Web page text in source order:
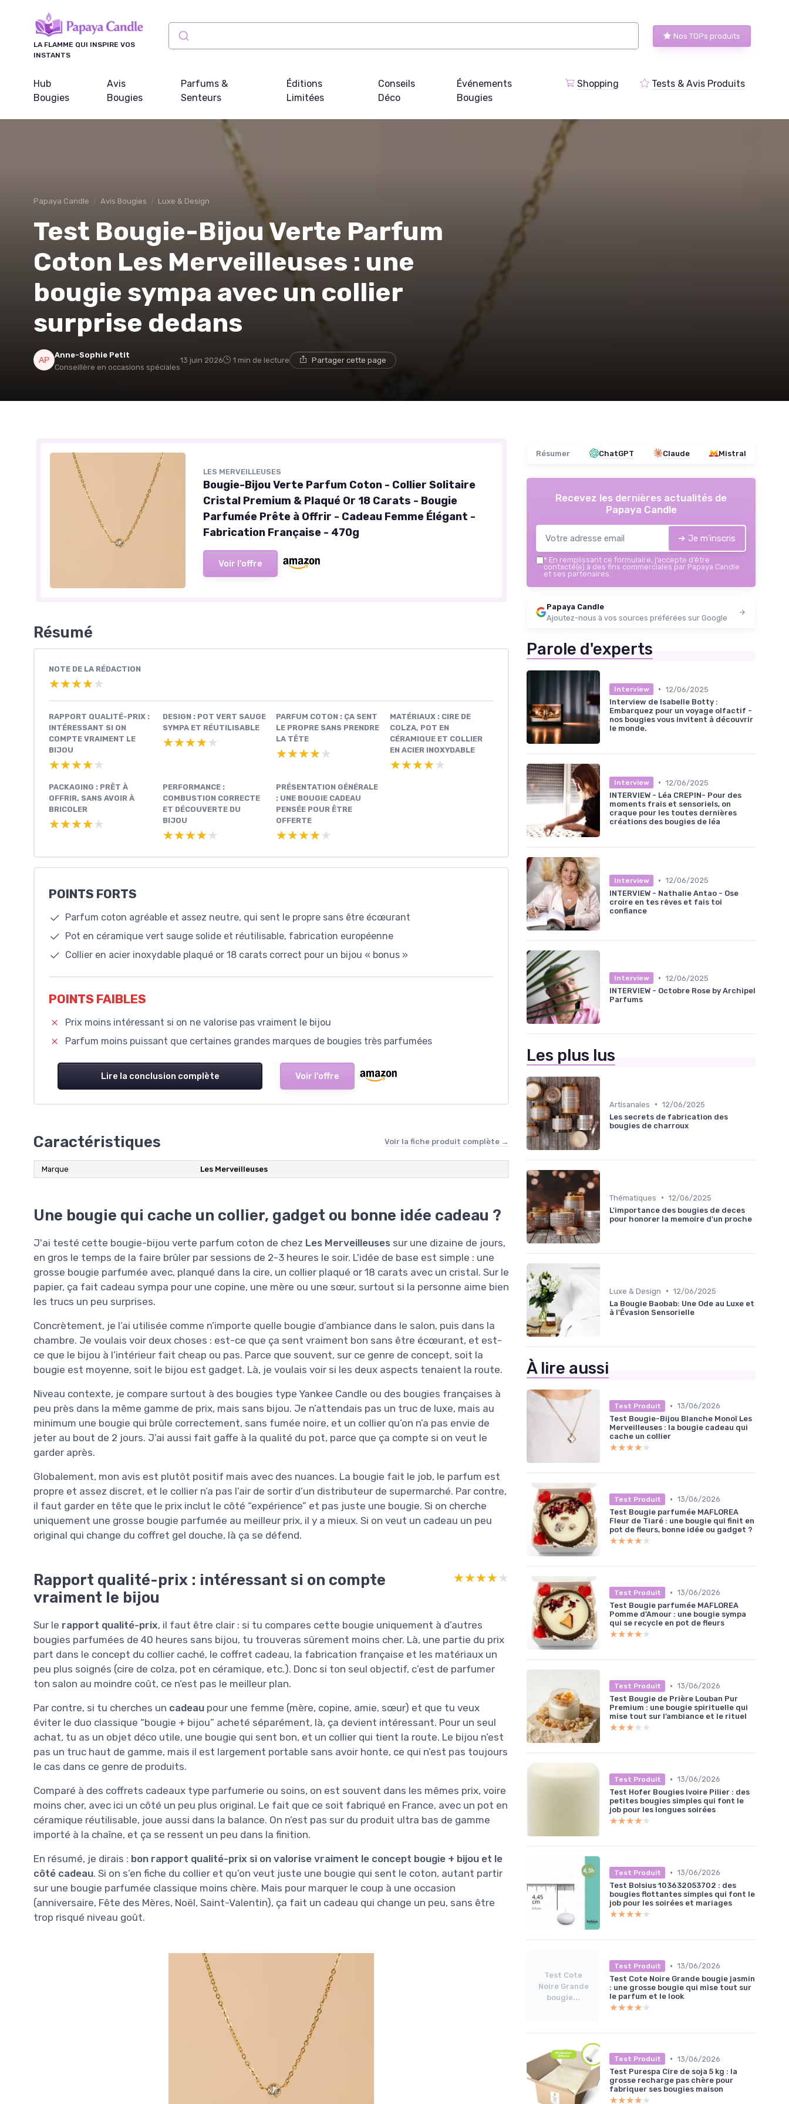
LA FLAMME QUI INSPIRE VOS
INSTANTS
Nos TOPs produits
Hub
Bougies
Avis
Bougies
Parfums &
Senteurs
Éditions
Limitées
Conseils
Déco
Événements
Bougies
Shopping Tests & Avis Produits
Papaya Candle Avis Bougies Luxe & Design
Test Bougie-Bijou Verte Parfum
Coton Les Merveilleuses : une
bougie sympa avec un collier
surprise dedans
Anne-Sophie Petit
Conseillère en occasions spéciales
13 juin 2026 1 min de lecture Partager cette page
LES MERVEILLEUSES
Bougie-Bijou Verte Parfum Coton - Collier Solitaire
Cristal Premium & Plaqué Or 18 Carats - Bougie
Parfumée Prête à Offrir - Cadeau Femme Élégant -
Fabrication Française - 470g
Voir l'offre
Résumé
NOTE DE LA RÉDACTION
★★★★★
★★★★★
RAPPORT QUALITÉ-PRIX :
INTÉRESSANT SI ON
COMPTE VRAIMENT LE
BIJOU
★★★★★
★★★★★
DESIGN : POT VERT SAUGE
SYMPA ET RÉUTILISABLE
★★★★★
★★★★★
PARFUM COTON : ÇA SENT
LE PROPRE SANS PRENDRE
LA TÊTE
★★★★★
★★★★★
MATÉRIAUX : CIRE DE
COLZA, POT EN
CÉRAMIQUE ET COLLIER
EN ACIER INOXYDABLE
★★★★★
★★★★★
PACKAGING : PRÊT À
OFFRIR, SANS AVOIR À
BRICOLER
★★★★★
★★★★★
PERFORMANCE :
COMBUSTION CORRECTE
ET DÉCOUVERTE DU
BIJOU
★★★★★
★★★★★
PRÉSENTATION GÉNÉRALE
: UNE BOUGIE CADEAU
PENSÉE POUR ÊTRE
OFFERTE
★★★★★
★★★★★
POINTS FORTS
Parfum coton agréable et assez neutre, qui sent le propre sans être écœurant
Pot en céramique vert sauge solide et réutilisable, fabrication européenne
Collier en acier inoxydable plaqué or 18 carats correct pour un bijou « bonus »
POINTS FAIBLES
Prix moins intéressant si on ne valorise pas vraiment le bijou
Parfum moins puissant que certaines grandes marques de bougies très parfumées
Lire la conclusion complète Voir l'offre
Caractéristiques Voir la fiche produit complète →
Marque Les Merveilleuses
Une bougie qui cache un collier, gadget ou bonne idée cadeau ?
J'ai testé cette bougie-bijou verte parfum coton de chez Les Merveilleuses sur une dizaine de jours,
en gros le temps de la faire brûler par sessions de 2-3 heures le soir. L'idée de base est simple : une
grosse bougie parfumée avec, planqué dans la cire, un collier plaqué or 18 carats avec un cristal. Sur le
papier, ça fait cadeau sympa pour une copine, une mère ou une sœur, surtout si la personne aime bien
les trucs un peu surprises.
Concrètement, je l’ai utilisée comme n’importe quelle bougie d’ambiance dans le salon, puis dans la
chambre. Je voulais voir deux choses : est-ce que ça sent vraiment bon sans être écœurant, et est-
ce que le bijou à l’intérieur fait cheap ou pas. Parce que souvent, sur ce genre de concept, soit la
bougie est moyenne, soit le bijou est gadget. Là, je voulais voir si les deux aspects tenaient la route.
Niveau contexte, je compare surtout à des bougies type Yankee Candle ou des bougies françaises à
peu près dans la même gamme de prix, mais sans bijou. Je n’attendais pas un truc de luxe, mais au
minimum une bougie qui brûle correctement, sans fumée noire, et un collier qu’on n’a pas envie de
jeter au bout de 2 jours. J’ai aussi fait gaffe à la qualité du pot, parce que ça compte si on veut le
garder après.
Globalement, mon avis est plutôt positif mais avec des nuances. La bougie fait le job, le parfum est
propre et assez discret, et le collier n’a pas l’air de sortir d’un distributeur de supermarché. Par contre,
il faut garder en tête que le prix inclut le côté “expérience” et pas juste une bougie. Si on cherche
uniquement une grosse bougie parfumée au meilleur prix, il y a mieux. Si on veut un cadeau un peu
original qui change du coffret gel douche, là ça se défend.
Rapport qualité-prix : intéressant si on compte
vraiment le bijou
★★★★★
★★★★★
Sur le rapport qualité-prix, il faut être clair : si tu compares cette bougie uniquement à d’autres
bougies parfumées de 40 heures sans bijou, tu trouveras sûrement moins cher. Là, une partie du prix
part dans le concept du collier caché, le coffret cadeau, la fabrication française et les matériaux un
peu plus soignés (cire de colza, pot en céramique, etc.). Donc si ton seul objectif, c’est de parfumer
ton salon au moindre coût, ce n’est pas le meilleur plan.
Par contre, si tu cherches un cadeau pour une femme (mère, copine, amie, sœur) et que tu veux
éviter le duo classique “bougie + bijou” acheté séparément, là, ça devient intéressant. Pour un seul
achat, tu as un objet déco utile, une bougie qui sent bon, et un collier qui tient la route. Le bijou n’est
pas un truc haut de gamme, mais il est largement portable sans avoir honte, ce qui n’est pas toujours
le cas dans ce genre de produits.
Comparé à des coffrets cadeaux type parfumerie ou soins, on est souvent dans les mêmes prix, voire
moins cher, avec ici un côté un peu plus original. Le fait que ce soit fabriqué en France, avec un pot en
céramique réutilisable, joue aussi dans la balance. On n’est pas sur du produit ultra bas de gamme
importé à la chaîne, et ça se ressent un peu dans la finition.
En résumé, je dirais : bon rapport qualité-prix si on valorise vraiment le concept bougie + bijou et le
côté cadeau. Si on s’en fiche du collier et qu’on veut juste une bougie qui sent le coton, autant partir
sur une bougie parfumée classique moins chère. Mais pour marquer le coup à une occasion
(anniversaire, Fête des Mères, Noël, Saint-Valentin), ça fait un cadeau qui change un peu, sans être
trop risqué niveau goût.
Résumer ChatGPT Claude Mistral
Recevez les dernières actualités de
Papaya Candle
➔ Je m'inscris
* En remplissant ce formulaire, j’accepte d’être
contacté(e) à des fins commerciales par Papaya Candle
et ses partenaires.
Papaya Candle
Ajoutez-nous à vos sources préférées sur Google
Parole d'experts
Interview • 12/06/2025
Interview de Isabelle Botty :
Embarquez pour un voyage olfactif -
nos bougies vous invitent à découvrir
le monde.
Interview • 12/06/2025
INTERVIEW - Léa CREPIN- Pour des
moments frais et sensoriels, on
craque pour les toutes dernières
créations des bougies de léa
Interview • 12/06/2025
INTERVIEW - Nathalie Antao - Ose
croire en tes rêves et fais toi
confiance
Interview • 12/06/2025
INTERVIEW - Octobre Rose by Archipel
Parfums
Les plus lus
Artisanales • 12/06/2025
Les secrets de fabrication des
bougies de charroux
Thématiques • 12/06/2025
L'importance des bougies de deces
pour honorer la memoire d'un proche
Luxe & Design • 12/06/2025
La Bougie Baobab: Une Ode au Luxe et
à l'Évasion Sensorielle
À lire aussi
Test Produit • 13/06/2026
Test Bougie-Bijou Blanche Monoï Les
Merveilleuses : la bougie cadeau qui
cache un collier
★★★★★
★★★★★
Test Produit • 13/06/2026
Test Bougie parfumée MAFLOREA
Fleur de Tiaré : une bougie qui finit en
pot de fleurs, bonne idée ou gadget ?
★★★★★
★★★★★
Test Produit • 13/06/2026
Test Bougie parfumée MAFLOREA
Pomme d’Amour : une bougie sympa
qui se recycle en pot de fleurs
★★★★★
★★★★★
Test Produit • 13/06/2026
Test Bougie de Prière Louban Pur
Premium : une bougie spirituelle qui
mise tout sur l’ambiance et le rituel
★★★★★
★★★★★
Test Produit • 13/06/2026
Test Hofer Bougies Ivoire Pilier : des
petites bougies simples qui font le
job pour les longues soirées
★★★★★
★★★★★
Test Produit • 13/06/2026
Test Bolsius 103632053702 : des
bougies flottantes simples qui font le
job pour les soirées et mariages
★★★★★
★★★★★
Test Cote
Noire Grande
bougie...
Test Produit • 13/06/2026
Test Cote Noire Grande bougie jasmin
: une grosse bougie qui mise tout sur
le parfum et le look
★★★★★
★★★★★
Test Produit • 13/06/2026
Test Purespa Cire de soja 5 kg : la
grosse recharge pas chère pour
fabriquer ses bougies maison
★★★★★
★★★★★